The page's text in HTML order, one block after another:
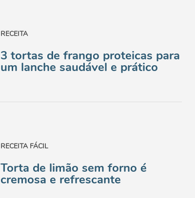
RECEITA
3 tortas de frango proteicas para
um lanche saudável e prático
RECEITA FÁCIL
Torta de limão sem forno é
cremosa e refrescante